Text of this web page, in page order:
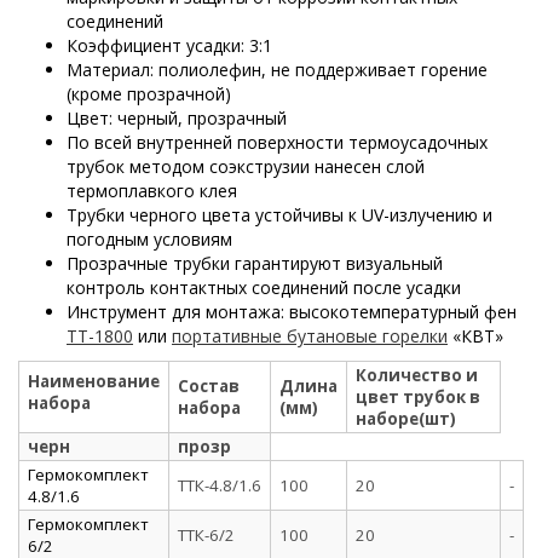
соединений
Коэффициент усадки: 3:1
Материал: полиолефин, не поддерживает горение
(кроме прозрачной)
Цвет: черный, прозрачный
По всей внутренней поверхности термоусадочных
трубок методом соэкструзии нанесен слой
термоплавкого клея
Трубки черного цвета устойчивы к UV-излучению и
погодным условиям
Прозрачные трубки гарантируют визуальный
контроль контактных соединений после усадки
Инструмент для монтажа: высокотемпературный фен
ТТ-1800 или портативные бутановые горелки «КВТ»
Наименование
набора
Состав
набора
Длина
(мм)
Количество и
цвет трубок в
наборе(шт)
черн
прозр
Гермокомплект
4.8/1.6
ТТК-4.8/1.6 100 20
-
Гермокомплект
6/2
ТТК-6/2 100 20
-